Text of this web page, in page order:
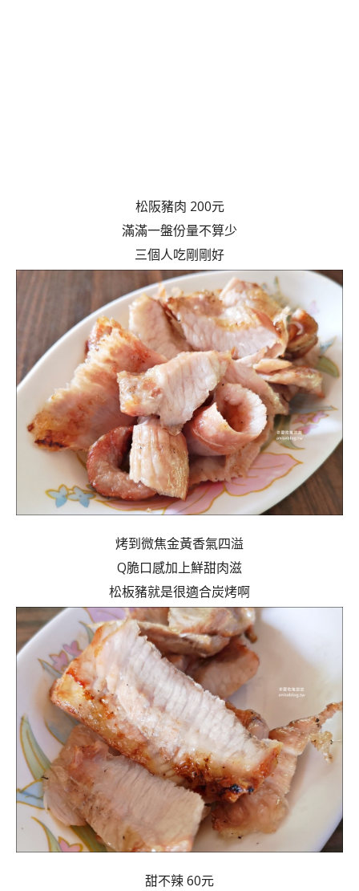
松阪豬肉 200元
滿滿一盤份量不算少
三個人吃剛剛好
烤到微焦金黃香氣四溢
Q脆口感加上鮮甜肉滋
松板豬就是很適合炭烤啊
甜不辣 60元